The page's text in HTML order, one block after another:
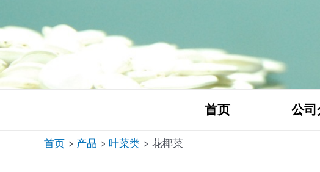
至
内
容
首页 公司
首页 产品 叶菜类 花椰菜